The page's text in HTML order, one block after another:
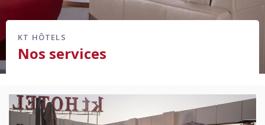
KT HÔTELS
Nos services